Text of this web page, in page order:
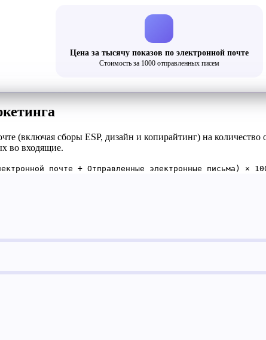
Цена за тысячу показов по электронной почте
Стоимость за 1000 отправленных писем
(включая сборы ESP, дизайн и копирайтинг) на
во входящие.
почте ÷ Отправленные электронные письма) ×